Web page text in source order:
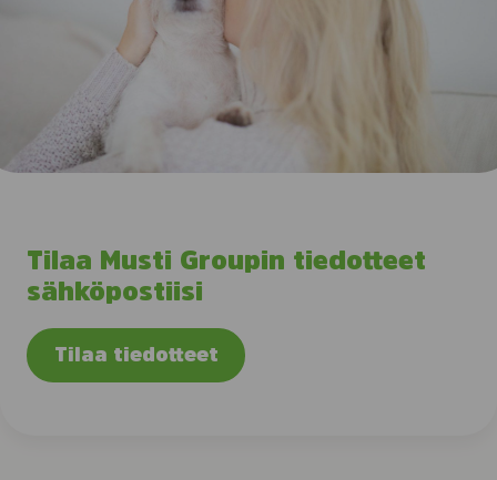
Tilaa Musti Groupin tiedotteet
sähköpostiisi
Tilaa tiedotteet